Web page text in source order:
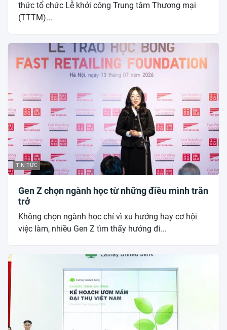
thức tổ chức Lễ khởi công Trung tâm Thương mại
(TTTM)...
TIN TỨC
Gen Z chọn ngành học từ những điều mình trăn
trở
Không chọn ngành học chỉ vì xu hướng hay cơ hội
việc làm, nhiều Gen Z tìm thấy hướng đi...